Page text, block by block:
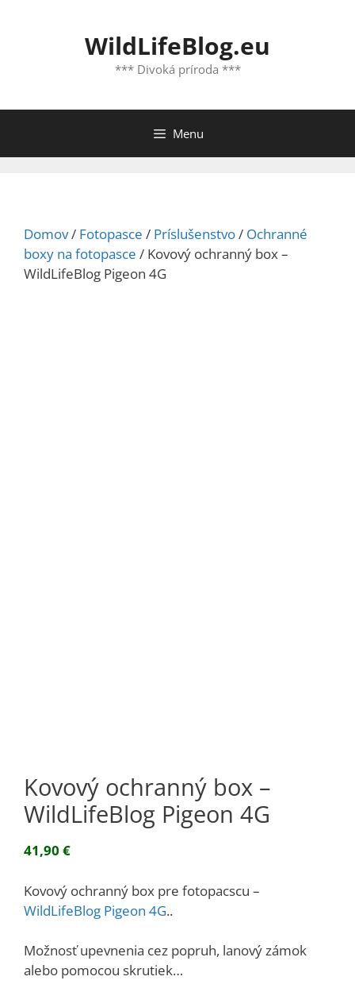
WildLifeBlog.eu
*** Divoká príroda ***
Menu
Domov/ Fotopasce / Príslušenstvo/ Ochranné
boxy na fotopasce / Kovový ochranný box –
WildLifeBlog Pigeon 4G
Kovový ochranný box –
WildLifeBlog Pigeon 4G
41,90 €
Kovový ochranný box pre fotopacscu –
WildLifeBlog Pigeon 4G..
Možnosť upevnenia cez popruh, lanový zámok
alebo pomocou skrutiek…